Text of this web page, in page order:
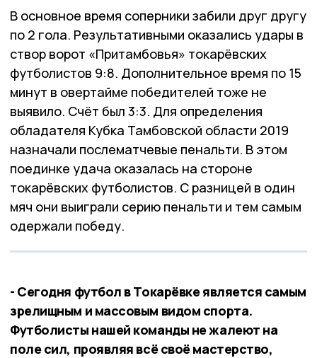
В основное время соперники забили друг другу
по 2 гола. Результативными оказались удары в
створ ворот «Притамбовья» токарёвских
футболистов 9:8. Дополнительное время по 15
минут в овертайме победителей тоже не
выявило. Счёт был 3:3. Для определения
обладателя Кубка Тамбовской области 2019
назначали послематчевые пенальти. В этом
поединке удача оказалась на стороне
токарёвских футболистов. С разницей в один
мяч они выиграли серию пенальти и тем самым
одержали победу.
- Сегодня футбол в Токарёвке является самым
зрелищным и массовым видом спорта.
Футболисты нашей команды не жалеют на
поле сил, проявляя всё своё мастерство,